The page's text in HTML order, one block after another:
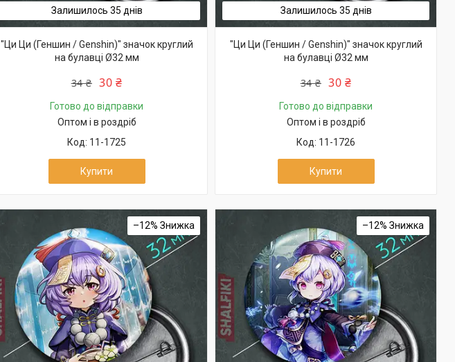
Залишилось 35 днів
"Ци Ци (Геншин / Genshin)" значок круглий
на булавці Ø32 мм
34 ₴ 30 ₴
Готово до відправки
Оптом і в роздріб
11-1725
Купити
Залишилось 35 днів
"Ци Ци (Геншин / Genshin)" значок круглий
на булавці Ø32 мм
34 ₴ 30 ₴
Готово до відправки
Оптом і в роздріб
11-1726
Купити
–12% –12%